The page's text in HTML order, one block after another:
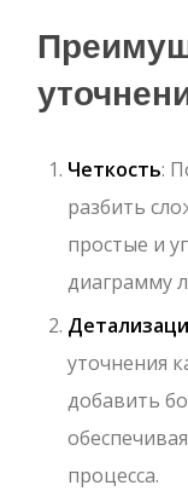
Четкость:
разбить
простые и
диаграмму
уточнения
добавить
процесса.